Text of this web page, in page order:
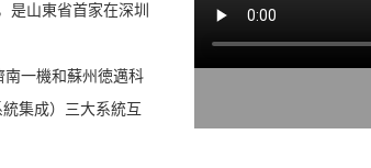
是山東省首家在深圳
一機和蘇州徳邁科
集成）三大系統互